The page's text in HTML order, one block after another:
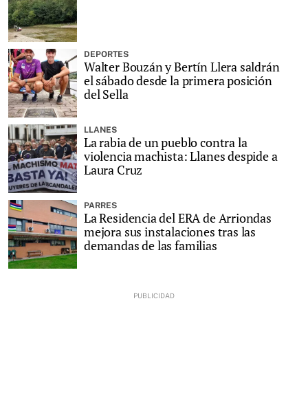
DEPORTES
Walter Bouzán y Bertín Llera saldrán
el sábado desde la primera posición
del Sella
LLANES
La rabia de un pueblo contra la
violencia machista: Llanes despide a
Laura Cruz
PARRES
La Residencia del ERA de Arriondas
mejora sus instalaciones tras las
demandas de las familias